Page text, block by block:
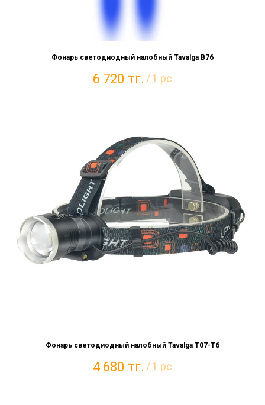
Фонарь светодиодный налобный Tavalga B76
6 720 тг. / 1 pc
Фонарь светодиодный налобный Tavalga Т07-T6
4 680 тг. / 1 pc